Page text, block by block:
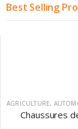
Best Selling
AGRICULTURE,
Chaussures